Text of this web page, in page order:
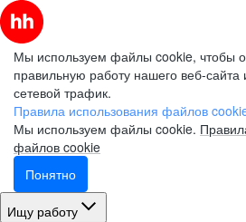
Мы используем файлы cookie, чтобы
правильную работу нашего веб-сайта
сетевой трафик.
Правила использования файлов
Мы используем файлы cookie.
файлов cookie
Понятно
Ищу работу